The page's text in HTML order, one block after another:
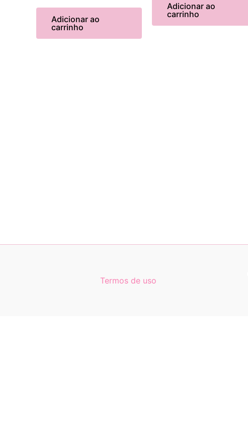
Adicionar ao
carrinho
Adicionar ao
carrinho
Termos de uso